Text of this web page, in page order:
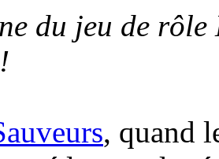
du jeu de
, quand